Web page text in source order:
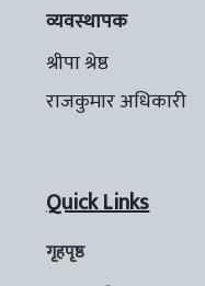
व्यवस्थापक
श्रीपा श्रेष्ठ
राजकुमार अधिकारी
Quick Links
गृहपृष्ठ